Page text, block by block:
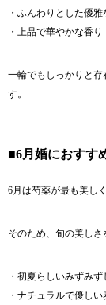
・ふんわりとした優
・上品で華やかな香り
一輪でもしっかりと
す。
■6月婚におすす
6月は芍薬が最も美し
そのため、旬の美しさ
・初夏らしいみずみず
・ナチュラルで優しい